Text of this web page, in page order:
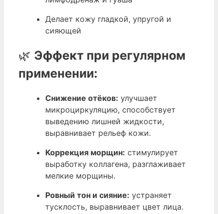
Делает кожу гладкой, упругой и
сияющей
🌿 Эффект при регулярном
применении:
Снижение отёков: улучшает
микроциркуляцию, способствует
выведению лишней жидкости,
выравнивает рельеф кожи.
Коррекция морщин: стимулирует
выработку коллагена, разглаживает
мелкие морщины.
Ровный тон и сияние: устраняет
тусклость, выравнивает цвет лица.